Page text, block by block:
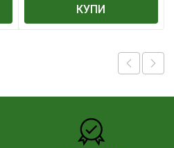
КУПИ